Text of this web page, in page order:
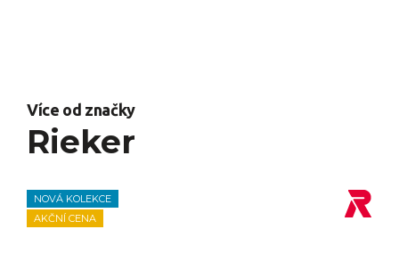
Více od značky
Rieker
NOVÁ KOLEKCE
AKČNÍ CENA